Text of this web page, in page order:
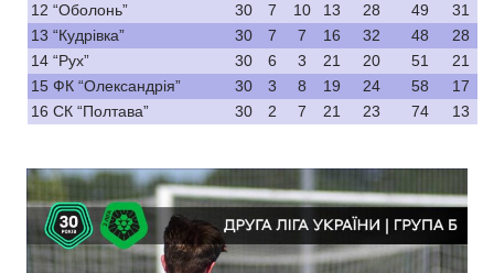
12 “Оболонь” 30 7 10 13 28 49
31
13 “Кудрівка” 30 7 7 16 32 48
28
14 “Рух” 30 6 3 21 20 51
21
15 ФК “Олександрія” 30 3 8 19 24 58
17
16 СК “Полтава” 30 2 7 21 23 74 13